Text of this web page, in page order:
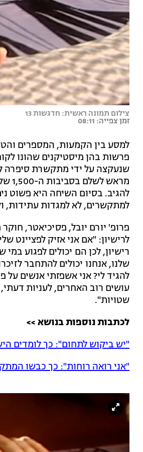
צילום תמונה ראשית: חדגשות 13
זמן צפייה: 08:11
למסע בין הקמעות, המספרים
פרשות בהן מיסטיקנים שהונו
להגיב. בסיום השיחה היא פשוט
למתקשרים, לא למגדות עתידות,
פרופ' יורם יובל, פסיכיאטר,
לרישיון: "אם אני אזיק לפציינט
רישיון, לכן הם יכולים לפגוע
שלנו, אנחנו יכולים להתחבר
להגיד לי? אני אשפזתי אנשים
עושים רוב האחרים, לעניות
שטויות".
לכתבות נוספות בנושא >>
"יש ביקוש לתחום": כך לומדים
"אני רואה רוחות": כך כבשו